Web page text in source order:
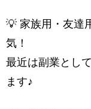
💡 家族用・友達
気！
最近は副業とし
ます♪